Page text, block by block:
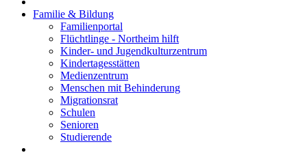
Familie & Bildung
Familienportal
Flüchtlinge - Northeim hilft
Kinder- und Jugendkulturzentrum
Kindertagesstätten
Medienzentrum
Menschen mit Behinderung
Migrationsrat
Schulen
Senioren
Studierende